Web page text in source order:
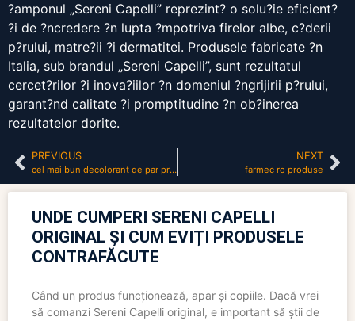
?amponul „Sereni Capelli” reprezint? o solu?ie eficient?
?i de ?ncredere ?n lupta ?mpotriva firelor albe, c?derii
p?rului, matre?ii ?i dermatitei. Produsele fabricate ?n
Italia, sub brandul „Sereni Capelli”, sunt rezultatul
cercet?rilor ?i inova?iilor ?n domeniul ?ngrijirii p?rului,
garant?nd calitate ?i promptitudine ?n ob?inerea
rezultatelor dorite.
PREVIOUS
cel mai bun decolorant de par profesional
NEXT
farmec ro produse
UNDE CUMPERI SERENI CAPELLI
ORIGINAL ȘI CUM EVIȚI PRODUSELE
CONTRAFĂCUTE
Când un produs funcționează, apar și copiile. Dacă vrei
să comanzi Sereni Capelli original, e important să știi de